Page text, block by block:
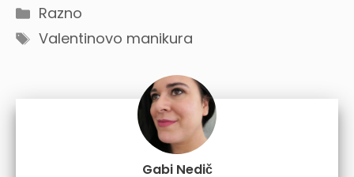
Categories
Razno
Tags
Valentinovo manikura
Gabi Nedič